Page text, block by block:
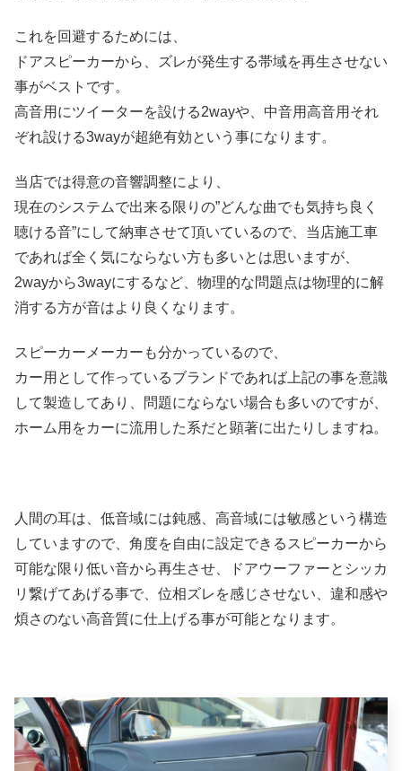
これを回避するためには、
ドアスピーカーから、ズレが発生する帯域を再生させない
事がベストです。
高音用にツイーターを設ける2wayや、中音用高音用それ
ぞれ設ける3wayが超絶有効という事になります。
当店では得意の音響調整により、
現在のシステムで出来る限りの”どんな曲でも気持ち良く
聴ける音”にして納車させて頂いているので、当店施工車
であれば全く気にならない方も多いとは思いますが、
2wayから3wayにするなど、物理的な問題点は物理的に解
消する方が音はより良くなります。
スピーカーメーカーも分かっているので、
カー用として作っているブランドであれば上記の事を意識
して製造してあり、問題にならない場合も多いのですが、
ホーム用をカーに流用した系だと顕著に出たりしますね。
人間の耳は、低音域には鈍感、高音域には敏感という構造
していますので、角度を自由に設定できるスピーカーから
可能な限り低い音から再生させ、ドアウーファーとシッカ
リ繋げてあげる事で、位相ズレを感じさせない、違和感や
煩さのない高音質に仕上げる事が可能となります。